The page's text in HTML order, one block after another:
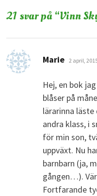
21 svar på “Vinn
Marie skriver:
2 april,
Hej, en bok
blåser på
lärarinna
andra klass, i
för min son,
uppväxt. Nu
barnbarn (ja,
gången…).
Fortfarande